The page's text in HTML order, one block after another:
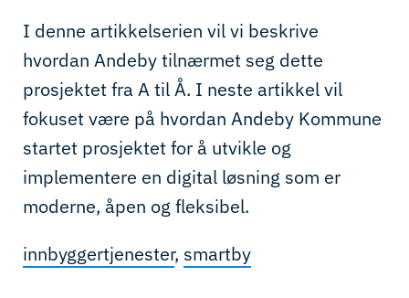
I denne artikkelserien vil vi beskrive
hvordan Andeby tilnærmet seg dette
prosjektet fra A til Å. I neste artikkel vil
fokuset være på hvordan Andeby Kommune
startet prosjektet for å utvikle og
implementere en digital løsning som er
moderne, åpen og fleksibel.
innbyggertjenester, smartby